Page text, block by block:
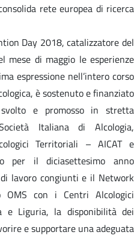
rete europea di ricerca
Day 2018, catalizzatore del
mese di maggio le esperienze
espressione nell’intero corso
è sostenuto e finanziato
e promosso in stretta
Italiana di Alcologia,
Territoriali – AICAT e
per il diciasettesimo anno
lavoro congiunti e il Network
OMS con i Centri Alcologici
e Liguria, la disponibilità dei
e supportare una adeguata